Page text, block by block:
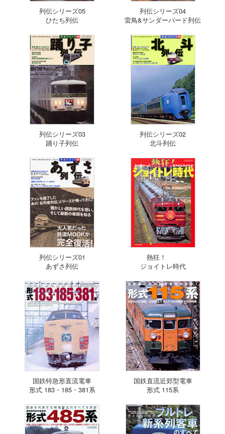
列伝シリーズ05
ひたち列伝
列伝シリーズ04
雷鳥&サンダーバード列伝
列伝シリーズ03
踊り子列伝
列伝シリーズ02
北斗列伝
列伝シリーズ01
あずさ列伝
熱狂！
ジョイトレ時代
国鉄特急形直流電車
形式 183・185・381系
国鉄直流近郊型電車
形式 115系